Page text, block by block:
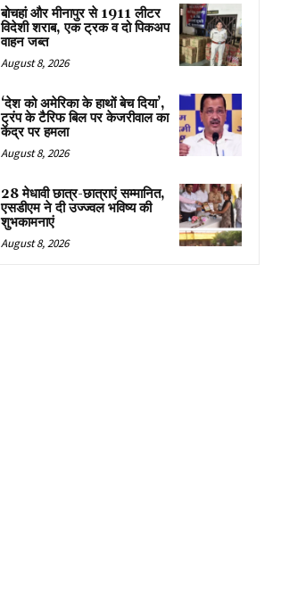
बोचहां और मीनापुर से 1911 लीटर
विदेशी शराब, एक ट्रक व दो पिकअप
वाहन जब्त
August 8, 2026
‘देश को अमेरिका के हाथों बेच दिया’,
ट्रंप के टैरिफ बिल पर केजरीवाल का
केंद्र पर हमला
August 8, 2026
28 मेधावी छात्र-छात्राएं सम्मानित,
एसडीएम ने दी उज्ज्वल भविष्य की
शुभकामनाएं
August 8, 2026